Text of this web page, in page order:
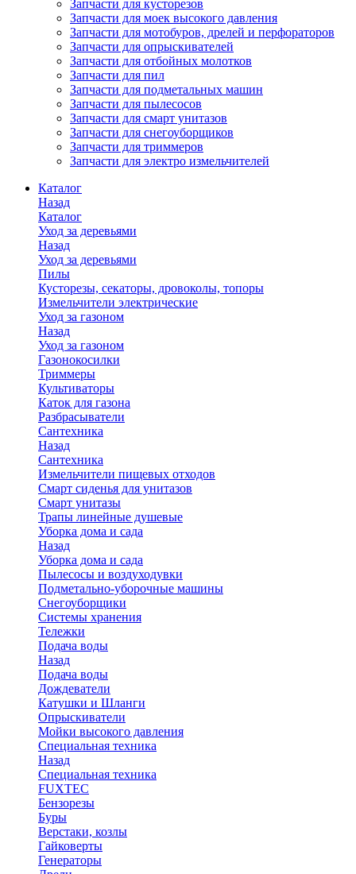
Запчасти для кусторезов
Запчасти для моек высокого давления
Запчасти для мотобуров, дрелей и перфораторов
Запчасти для опрыскивателей
Запчасти для отбойных молотков
Запчасти для пил
Запчасти для подметальных машин
Запчасти для пылесосов
Запчасти для смарт унитазов
Запчасти для снегоуборщиков
Запчасти для триммеров
Запчасти для электро измельчителей
Каталог
Назад
Каталог
Уход за деревьями
Назад
Уход за деревьями
Пилы
Кусторезы, секаторы, дровоколы, топоры
Измельчители электрические
Уход за газоном
Назад
Уход за газоном
Газонокосилки
Триммеры
Культиваторы
Каток для газона
Разбрасыватели
Сантехника
Назад
Сантехника
Измельчители пищевых отходов
Смарт сиденья для унитазов
Смарт унитазы
Трапы линейные душевые
Уборка дома и сада
Назад
Уборка дома и сада
Пылесосы и воздуходувки
Подметально-уборочные машины
Снегоуборщики
Системы хранения
Тележки
Подача воды
Назад
Подача воды
Дождеватели
Катушки и Шланги
Опрыскиватели
Мойки высокого давления
Специальная техника
Назад
Специальная техника
FUXTEC
Бензорезы
Буры
Верстаки, козлы
Гайковерты
Генераторы